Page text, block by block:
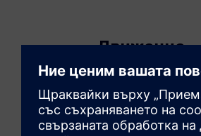
Движение
Service
Предоставя
Xcelerator, което
интегрира,